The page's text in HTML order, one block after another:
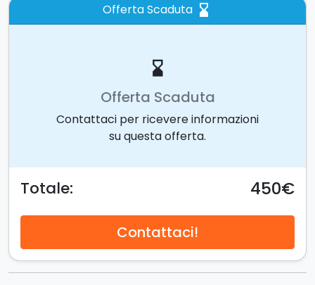
Offerta Scaduta hourglass_bottom
hourglass_bottom
Offerta Scaduta
Contattaci per ricevere informazioni
su questa offerta.
Totale: 450€
Contattaci!